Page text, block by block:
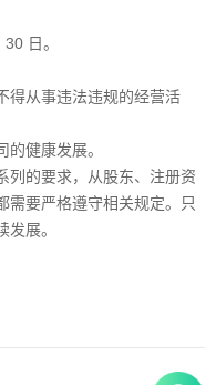
日。
得从事违法违规的经营活
健康发展。
列的要求，从股东、注册资
需要严格遵守相关规定。只
展。